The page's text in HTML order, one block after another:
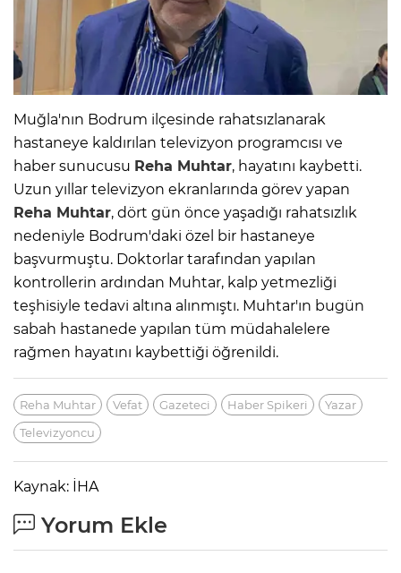
Muğla'nın Bodrum ilçesinde rahatsızlanarak
hastaneye kaldırılan televizyon programcısı ve
haber sunucusu Reha Muhtar, hayatını kaybetti.
Uzun yıllar televizyon ekranlarında görev yapan
Reha Muhtar, dört gün önce yaşadığı rahatsızlık
nedeniyle Bodrum'daki özel bir hastaneye
başvurmuştu. Doktorlar tarafından yapılan
kontrollerin ardından Muhtar, kalp yetmezliği
teşhisiyle tedavi altına alınmıştı. Muhtar'ın bugün
sabah hastanede yapılan tüm müdahalelere
rağmen hayatını kaybettiği öğrenildi.
Reha Muhtar Vefat Gazeteci Haber Spikeri
Yazar
Televizyoncu
Kaynak: İHA
Yorum Ekle